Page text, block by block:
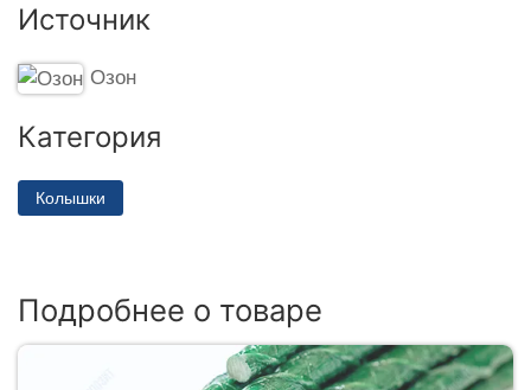
Источник
Озон
Категория
Колышки
Подробнее о товаре